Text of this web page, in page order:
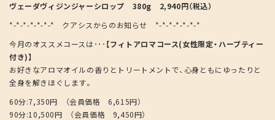
ヴェーダヴィジンジャーシロップ 380g 2,940円（税込）
*-*-*-*-*-*-* クアシスからのお知らせ *-*-*-*-*-*-*
今月のオススメコースは･･･ 【フィトアロマコース(女性限定・ハーブティー
付き)】
お好きなアロマオイルの香りとトリートメントで、心身ともにゆったりと
全身を解きほぐします。
60分:7,350円 （会員価格 6,615円）
90分:10,500円 （会員価格 9,450円）